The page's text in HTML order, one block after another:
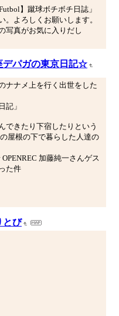
】蹴球ボチボチ日誌」
。よろしくお願いします。
写真がお気に入りだし
デパガの東京日記☆
ナナメ上を行く出世をした
記」
できたり下宿したりという
屋根の下で暮らした人達の
加藤純一さんゲス
た件
とび